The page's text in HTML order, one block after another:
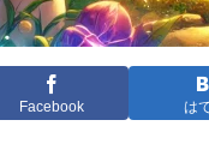
Facebook は